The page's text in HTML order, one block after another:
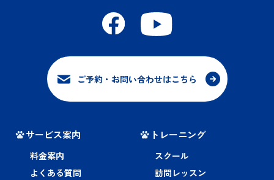
ご予約・お問い合わせはこちら
サービス案内
料金案内
よくある質問
トレーニング
スクール
訪問レッスン